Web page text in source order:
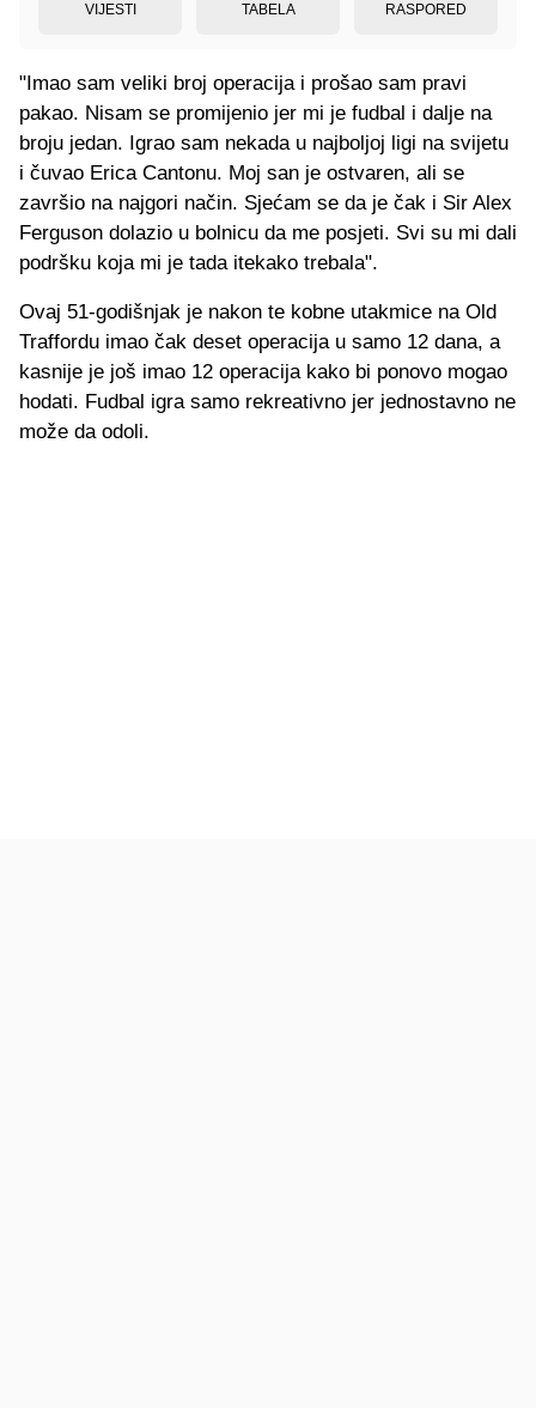
VIJESTI TABELA RASPORED
"Imao sam veliki broj operacija i prošao sam pravi
pakao. Nisam se promijenio jer mi je fudbal i dalje na
broju jedan. Igrao sam nekada u najboljoj ligi na svijetu
i čuvao Erica Cantonu. Moj san je ostvaren, ali se
završio na najgori način. Sjećam se da je čak i Sir Alex
Ferguson dolazio u bolnicu da me posjeti. Svi su mi dali
podršku koja mi je tada itekako trebala".
Ovaj 51-godišnjak je nakon te kobne utakmice na Old
Traffordu imao čak deset operacija u samo 12 dana, a
kasnije je još imao 12 operacija kako bi ponovo mogao
hodati. Fudbal igra samo rekreativno jer jednostavno ne
može da odoli.